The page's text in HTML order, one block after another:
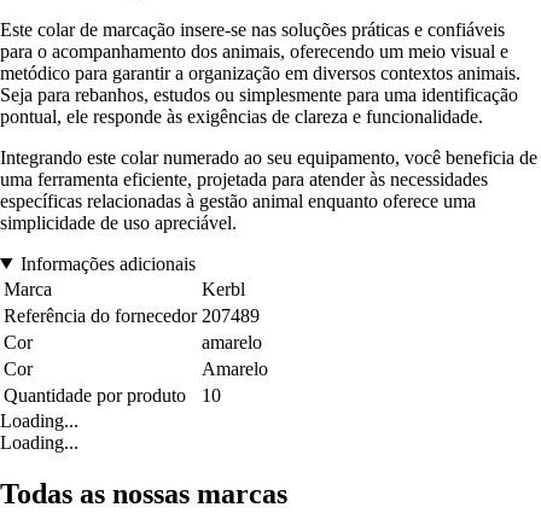
Este colar de marcação insere-se nas soluções práticas e confiáveis
para o acompanhamento dos animais, oferecendo um meio visual e
metódico para garantir a organização em diversos contextos animais.
Seja para rebanhos, estudos ou simplesmente para uma identificação
pontual, ele responde às exigências de clareza e funcionalidade.
Integrando este colar numerado ao seu equipamento, você beneficia de
uma ferramenta eficiente, projetada para atender às necessidades
específicas relacionadas à gestão animal enquanto oferece uma
simplicidade de uso apreciável.
Informações adicionais
Marca
Kerbl
Referência do fornecedor 207489
Cor
amarelo
Cor
Amarelo
Quantidade por produto
10
Loading...
Loading...
Todas as nossas marcas